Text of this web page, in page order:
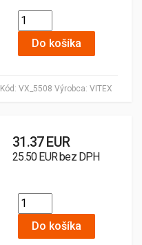
Kód: VX_5508 Výrobca: VITEX
Do košíka
31.37 EUR
25.50 EUR bez DPH
Do košíka